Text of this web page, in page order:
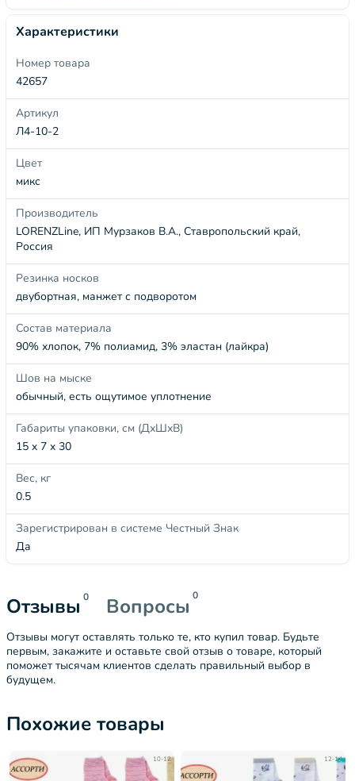
Характеристики
Номер товара
42657
Артикул
Л4-10-2
Цвет
микс
Производитель
LORENZLine, ИП Мурзаков В.А., Ставропольский край,
Россия
Резинка носков
двубортная, манжет с подворотом
Состав материала
90% хлопок, 7% полиамид, 3% эластан (лайкра)
Шов на мыске
обычный, есть ощутимое уплотнение
Габариты упаковки, см (ДхШхВ)
15 x 7 x 30
Вес, кг
0.5
Зарегистрирован в системе Честный Знак
Да
Отзывы 0 Вопросы 0
Отзывы могут оставлять только те, кто купил товар. Будьте
первым, закажите и оставьте свой отзыв о товаре, который
поможет тысячам клиентов сделать правильный выбор в
будущем.
Похожие товары
10-12 12-14